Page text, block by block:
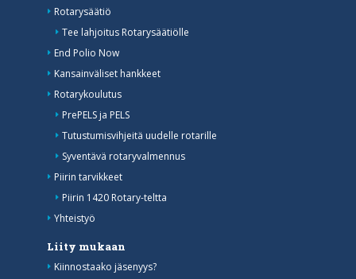
Rotarysäätiö
Tee lahjoitus Rotarysäätiölle
End Polio Now
Kansainväliset hankkeet
Rotarykoulutus
PrePELS ja PELS
Tutustumisvihjeitä uudelle rotarille
Syventävä rotaryvalmennus
Piirin tarvikkeet
Piirin 1420 Rotary-teltta
Yhteistyö
Liity mukaan
Kiinnostaako jäsenyys?